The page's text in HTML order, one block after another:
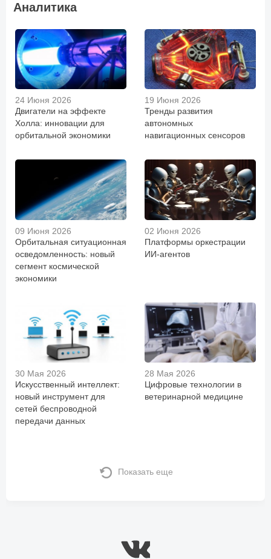
Аналитика
24 Июня 2026
Двигатели на эффекте
Холла: инновации для
орбитальной экономики
19 Июня 2026
Тренды развития
автономных
навигационных сенсоров
09 Июня 2026
Орбитальная ситуационная
осведомленность: новый
сегмент космической
экономики
02 Июня 2026
Платформы оркестрации
ИИ-агентов
30 Мая 2026
Искусственный интеллект:
новый инструмент для
сетей беспроводной
передачи данных
28 Мая 2026
Цифровые технологии в
ветеринарной медицине
Показать еще